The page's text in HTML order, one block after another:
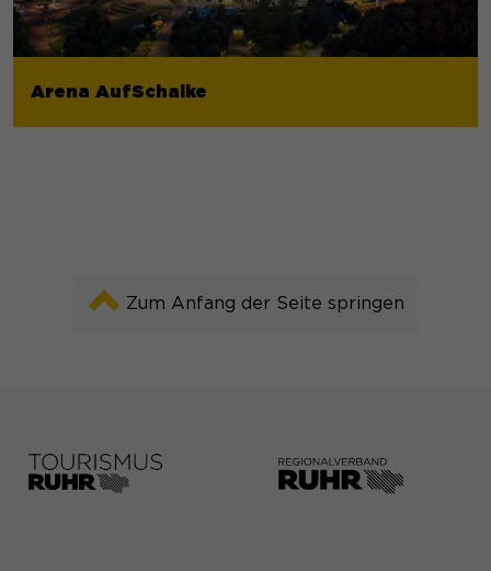
Arena AufSchalke
Zum Anfang der Seite springen